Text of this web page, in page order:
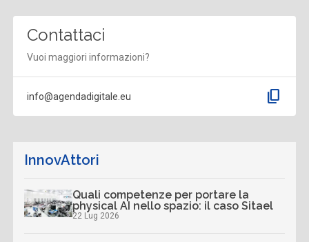
Contattaci
Vuoi maggiori informazioni?
info@agendadigitale.eu content_copy
InnovAttori
Quali competenze per portare la
physical AI nello spazio: il caso Sitael
22 Lug 2026